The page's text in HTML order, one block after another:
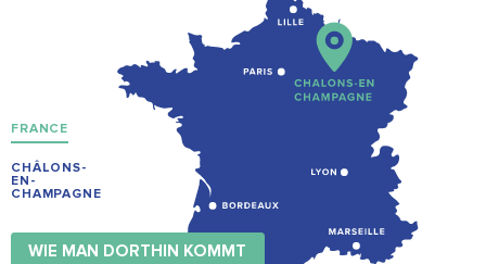
FRANCE
CHÂLONS-
EN-
CHAMPAGNE
WIE MAN DORTHIN KOMMT